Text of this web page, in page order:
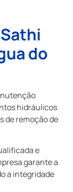
do
hidráulicos
de remoção de
e
garante a
a integridade